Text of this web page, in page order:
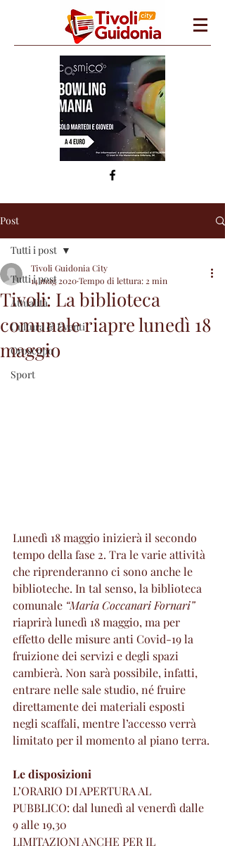
Post
Tutti i post
Attualità
Cultura & Eventi
Oroscopo
Sport
Tutti i post
Tivoli: La biblioteca
comunale riapre lunedì 18
maggio
Tivoli Guidonia City
14 mag 2020Tempo di lettura: 2 min
Lunedì 18 maggio inizierà il secondo
tempo della fase 2. Tra le varie attività
che riprenderanno ci sono anche le
biblioteche. In tal senso, la biblioteca
comunale “Maria Coccanari Fornari”
riaprirà lunedì 18 maggio, ma per
effetto delle misure anti Covid-19 la
fruizione dei servizi e degli spazi
cambierà. Non sarà possibile, infatti,
entrare nelle sale studio, né fruire
direttamente dei materiali esposti
negli scaffali, mentre l’accesso verrà
limitato per il momento al piano terra.
Le disposizioni
L’ORARIO DI APERTURA AL
PUBBLICO: dal lunedì al venerdì dalle
9 alle 19,30
LIMITAZIONI ANCHE PER IL